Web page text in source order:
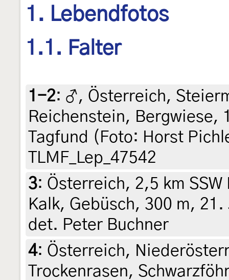
1. Lebendfotos
1.1. Falter
1-2: ♂, Österreich,
Reichenstein, Bergwiese,
Tagfund (Foto: Horst
TLMF_Lep_47542
3: Österreich, 2,5 km
Kalk, Gebüsch, 300 m,
det. Peter Buchner
4: Österreich,
Trockenrasen,